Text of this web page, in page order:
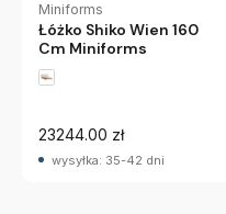
Miniforms
Łóżko Shiko Wien 160
Cm Miniforms
23244.00 zł
wysyłka: 35-42 dni